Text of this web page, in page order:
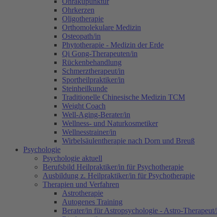
Ohrkerzen
Oligotherapie
Orthomolekulare Medizin
Osteopath/in
Phytotherapie - Medizin der Erde
Qi Gong-Therapeuten/in
Rückenbehandlung
Schmerztherapeut/in
Sportheilpraktiker/in
Steinheilkunde
Traditionelle Chinesische Medizin TCM
Weight Coach
Well-Aging-Berater/in
Wellness- und Naturkosmetiker
Wellnesstrainer/in
Wirbelsäulentherapie nach Dorn und Breuß
Psychologie
Psychologie aktuell
Berufsbild Heilpraktiker/in für Psychotherapie
Ausbildung z. Heilpraktiker/in für Psychotherapie
Therapien und Verfahren
Astrotherapie
Autogenes Training
Berater/in für Astropsychologie - Astro-